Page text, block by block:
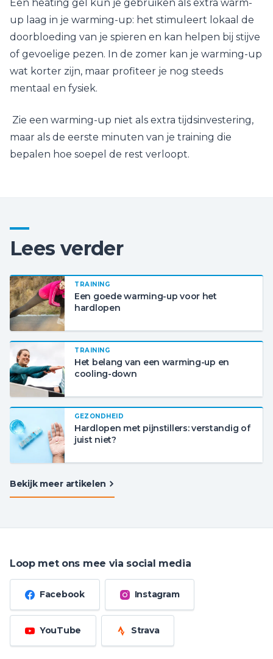
Een heating gel kun je gebruiken als extra warm-
up laag in je warming-up: het stimuleert lokaal de
doorbloeding van je spieren en kan helpen bij stijve
of gevoelige pezen. In de zomer kan je warming-up
wat korter zijn, maar profiteer je nog steeds
mentaal en fysiek.
Zie een warming-up niet als extra tijdsinvestering,
maar als de eerste minuten van je training die
bepalen hoe soepel de rest verloopt.
Lees verder
TRAINING
Een goede warming-up voor het
hardlopen
TRAINING
Het belang van een warming-up en
cooling-down
GEZONDHEID
Hardlopen met pijnstillers: verstandig of
juist niet?
Bekijk meer artikelen
Loop met ons mee via social media
Facebook Instagram
YouTube Strava